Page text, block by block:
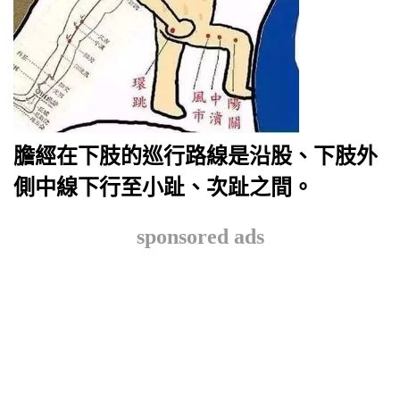
膽經在下肢的巡行路線是沿股、下肢外
側中線下行至小趾、次趾之間。
sponsored ads